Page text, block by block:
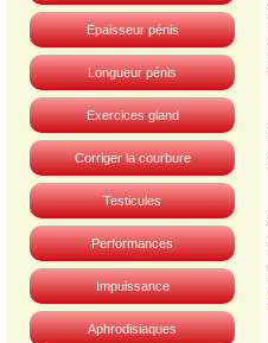
Epaisseur pénis
Longueur pénis
Exercices gland
Corriger la courbure
Testicules
Performances
Impuissance
Aphrodisiaques